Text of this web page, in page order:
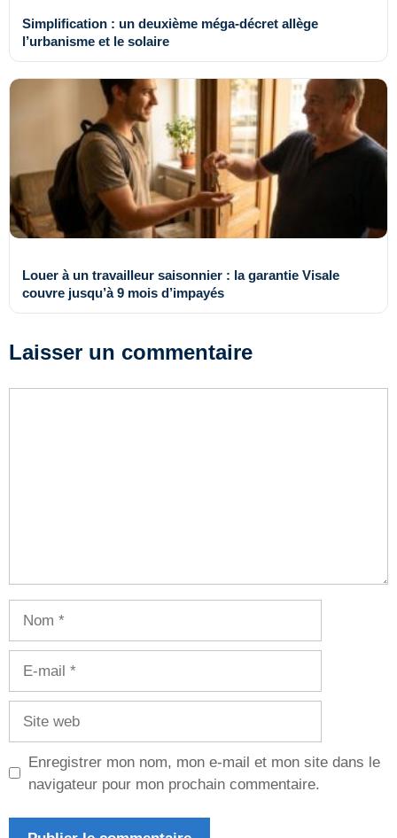
Simplification : un deuxième méga-décret allège
l’urbanisme et le solaire
Louer à un travailleur saisonnier : la garantie Visale
couvre jusqu’à 9 mois d’impayés
Laisser un commentaire
Enregistrer mon nom, mon e-mail et mon site dans le
navigateur pour mon prochain commentaire.